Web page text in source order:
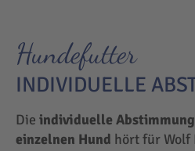
Hundefutter
INDIVIDUELLE
Die individuelle
einzelnen Hund hört für